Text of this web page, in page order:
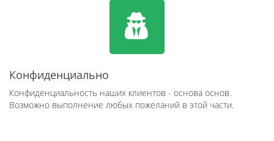
Конфиденциально
Конфиденциальность наших клиентов - основа основ.
Возможно выполнение любых пожеланий в этой части.